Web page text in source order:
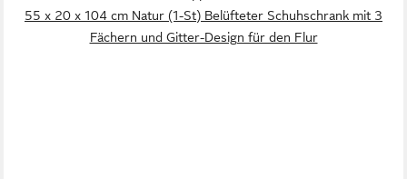
55 x 20 x 104 cm Natur (1-St) Belüfteter Schuhschrank mit 3
Fächern und Gitter-Design für den Flur